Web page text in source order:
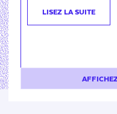
LISEZ LA SUITE